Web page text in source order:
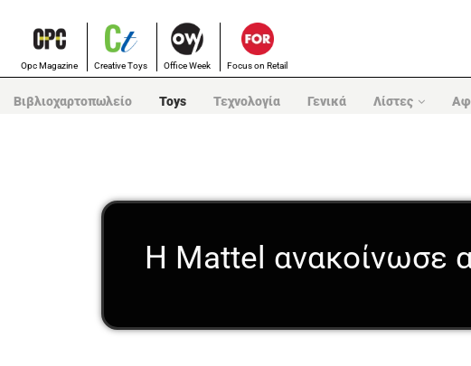
Opc Magazine Creative Toys Office Week Focus on Retail
Βιβλιοχαρτοπωλείο Toys Τεχνολογία Γενικά Λίστες
Η Mattel ανακοίνωσε